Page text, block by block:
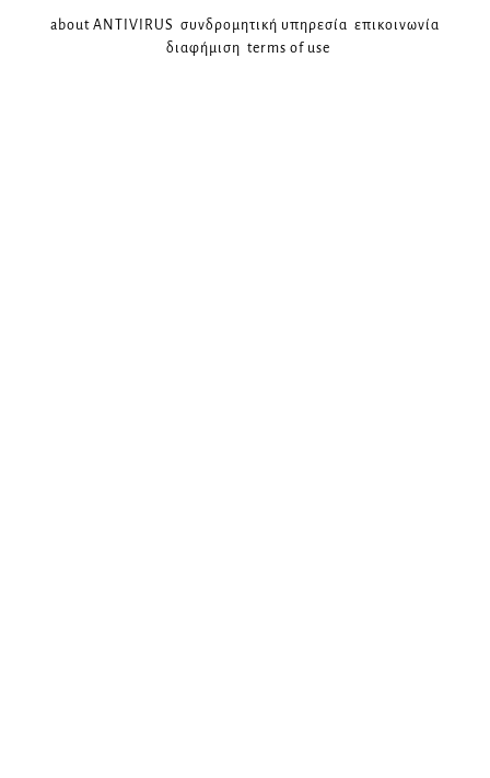
about ANTIVIRUS συνδρομητική υπηρεσία επικοινωνία
διαφήμιση terms of use